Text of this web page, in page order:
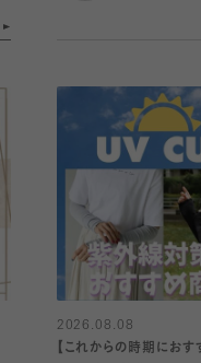
2026.08.08
【これからの時期におす